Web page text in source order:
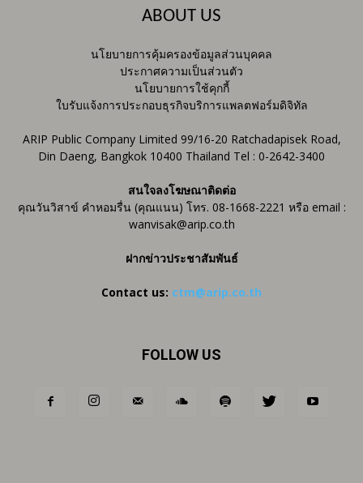
ABOUT US
นโยบายการคุ้มครองข้อมูลส่วนบุคคล
ประกาศความเป็นส่วนตัว
นโยบายการใช้คุกกี้
ใบรับแจ้งการประกอบธุรกิจบริการแพลตฟอร์มดิจิทัล
ARIP Public Company Limited 99/16-20 Ratchadapisek Road,
Din Daeng, Bangkok 10400 Thailand Tel : 0-2642-3400
สนใจลงโฆษณาติดต่อ
คุณวันวิสาข์ คำหอมรื่น (คุณแนน) โทร. 08-1668-2221 หรือ email :
wanvisak@arip.co.th
ฝากข่าวประชาสัมพันธ์
Contact us: ctm@arip.co.th
FOLLOW US